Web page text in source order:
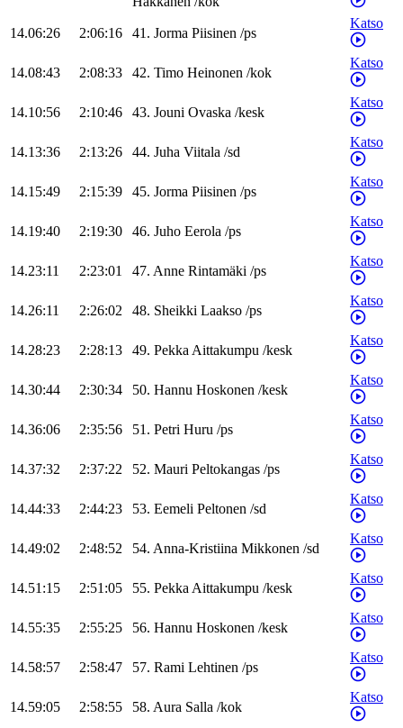
14.06:26 2:06:16 41. Jorma Piisinen /ps
Katso
14.08:43 2:08:33 42. Timo Heinonen /kok
Katso
14.10:56 2:10:46 43. Jouni Ovaska /kesk
Katso
14.13:36 2:13:26 44. Juha Viitala /sd
Katso
14.15:49 2:15:39 45. Jorma Piisinen /ps
Katso
14.19:40 2:19:30 46. Juho Eerola /ps
Katso
14.23:11 2:23:01 47. Anne Rintamäki /ps
Katso
14.26:11 2:26:02 48. Sheikki Laakso /ps
Katso
14.28:23 2:28:13 49. PekkaAittakumpu /kesk
Katso
14.30:44 2:30:34 50. Hannu Hoskonen /kesk
Katso
14.36:06 2:35:56 51. Petri Huru /ps
Katso
14.37:32 2:37:22 52. Mauri Peltokangas /ps
Katso
14.44:33 2:44:23 53. Eemeli Peltonen /sd
Katso
14.49:02 2:48:52 54. Anna-Kristiina Mikkonen /sd
Katso
14.51:15 2:51:05 55. PekkaAittakumpu /kesk
Katso
14.55:35 2:55:25 56. Hannu Hoskonen /kesk
Katso
14.58:57 2:58:47 57. Rami Lehtinen /ps
Katso
14.59:05 2:58:55 58. Aura Salla /kok
Katso